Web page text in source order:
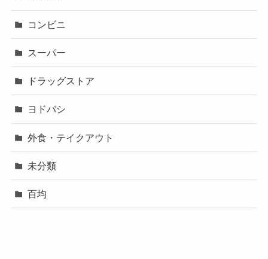
コンビニ
スーパー
ドラッグストア
ヨドバシ
外食・テイクアウト
未分類
百均